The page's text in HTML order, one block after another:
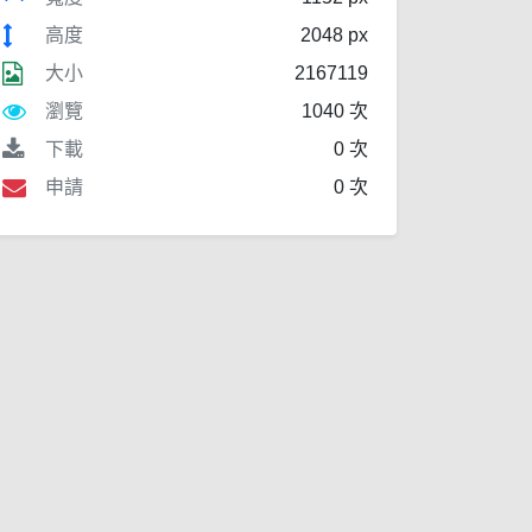
高度
2048 px
大小
2167119
瀏覽
1040 次
下載
0 次
申請
0 次